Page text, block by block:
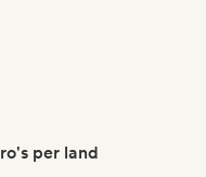
per land